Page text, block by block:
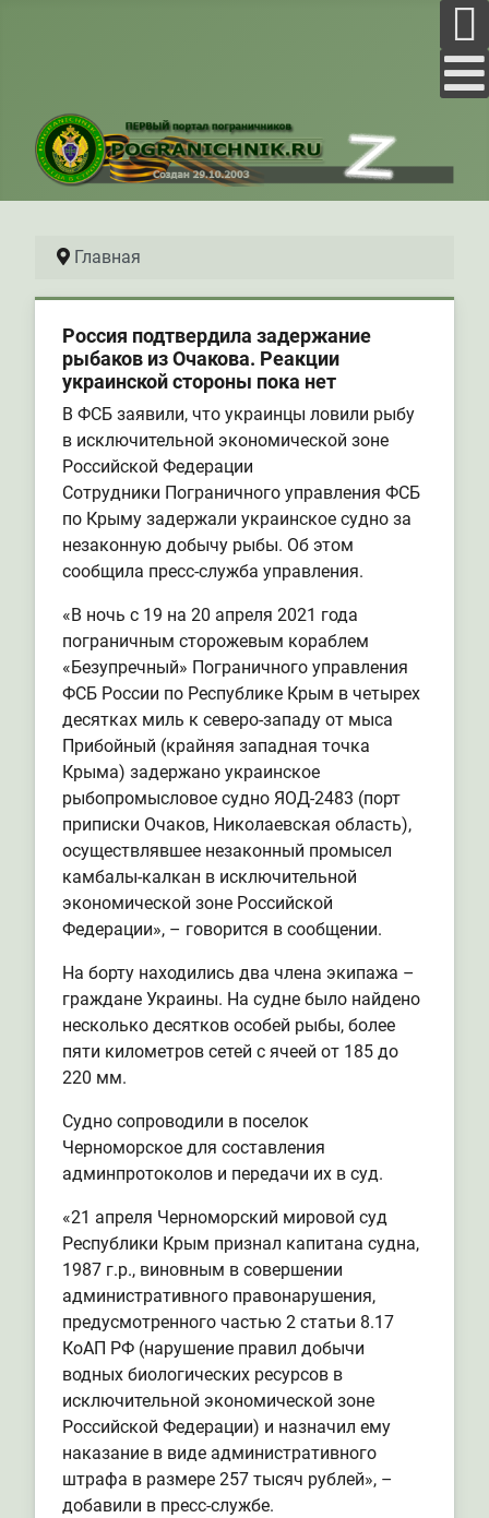
Главная
Россия подтвердила задержание
рыбаков из Очакова. Реакции
украинской стороны пока нет
В ФСБ заявили, что украинцы ловили рыбу
в исключительной экономической зоне
Российской Федерации
Сотрудники Пограничного управления ФСБ
по Крыму задержали украинское судно за
незаконную добычу рыбы. Об этом
сообщила пресс-служба управления.
«В ночь с 19 на 20 апреля 2021 года
пограничным сторожевым кораблем
«Безупречный» Пограничного управления
ФСБ России по Республике Крым в четырех
десятках миль к северо-западу от мыса
Прибойный (крайняя западная точка
Крыма) задержано украинское
рыбопромысловое судно ЯОД-2483 (порт
приписки Очаков, Николаевская область),
осуществлявшее незаконный промысел
камбалы-калкан в исключительной
экономической зоне Российской
Федерации», – говорится в сообщении.
На борту находились два члена экипажа –
граждане Украины. На судне было найдено
несколько десятков особей рыбы, более
пяти километров сетей с ячеей от 185 до
220 мм.
Судно сопроводили в поселок
Черноморское для составления
админпротоколов и передачи их в суд.
«21 апреля Черноморский мировой суд
Республики Крым признал капитана судна,
1987 г.р., виновным в совершении
административного правонарушения,
предусмотренного частью 2 статьи 8.17
КоАП РФ (нарушение правил добычи
водных биологических ресурсов в
исключительной экономической зоне
Российской Федерации) и назначил ему
наказание в виде административного
штрафа в размере 257 тысяч рублей», –
добавили в пресс-службе.